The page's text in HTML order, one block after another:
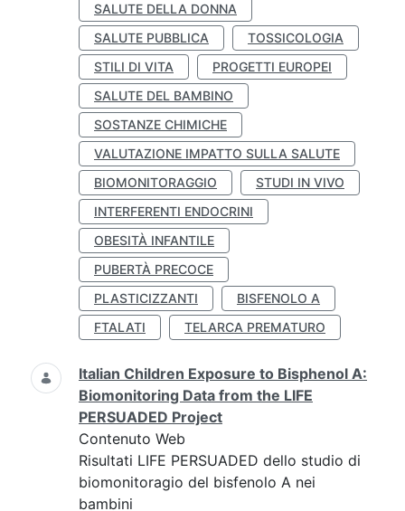
SALUTE DELLA DONNA
SALUTE PUBBLICA
TOSSICOLOGIA
STILI DI VITA
PROGETTI EUROPEI
SALUTE DEL BAMBINO
SOSTANZE CHIMICHE
VALUTAZIONE IMPATTO SULLA SALUTE
BIOMONITORAGGIO
STUDI IN VIVO
INTERFERENTI ENDOCRINI
OBESITÀ INFANTILE
PUBERTÀ PRECOCE
PLASTICIZZANTI
BISFENOLO A
FTALATI
TELARCA PREMATURO
Italian Children Exposure to Bisphenol A:
Biomonitoring Data from the LIFE
PERSUADED Project
Contenuto Web
Risultati LIFE PERSUADED dello studio di
biomonitoragio del bisfenolo A nei
bambini